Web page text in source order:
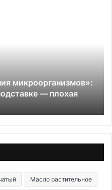
микроорганизмов»:
— плохая
Масло растительное